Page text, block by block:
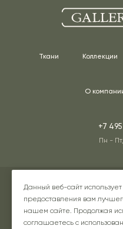
Ткани Коллекции
О
+7
Пн -
Данный веб-сайт
предоставления вам
нашем сайте. Продолжая
соглашаетесь с